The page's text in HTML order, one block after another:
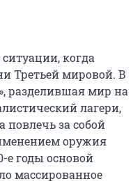
когда
Третьей мировой. В
разделившая мир на
лагери,
за собой
оружия
е годы основой
массированное